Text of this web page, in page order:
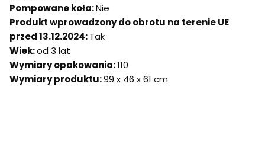
Pompowane koła:Nie
Produkt wprowadzony do obrotu na terenie UE
przed 13.12.2024:Tak
Wiek:od 3 lat
Wymiary opakowania:110
Wymiary produktu:99 x 46 x 61 cm